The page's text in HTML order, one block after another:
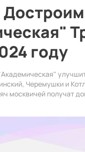
году
Черемушки и
москвичей получат